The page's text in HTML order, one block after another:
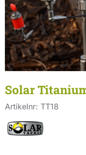
Solar
Artikelnr: TT18